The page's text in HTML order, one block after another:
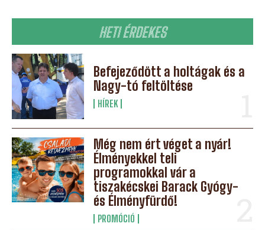
HETI ÉRDEKES
Befejeződött a holtágak és a
Nagy-tó feltöltése
HÍREK
Még nem ért véget a nyár!
Élményekkel teli
programokkal vár a
tiszakécskei Barack Gyógy-
és Élményfürdő!
PROMÓCIÓ